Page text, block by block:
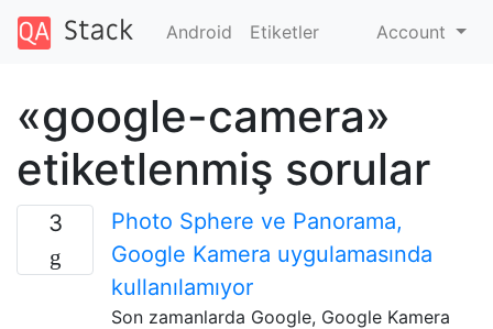
Android Etiketler Account
«google-camera»
etiketlenmiş sorular
3
Photo Sphere ve Panorama,
Google Kamera uygulamasında
kullanılamıyor
Son zamanlarda Google, Google Kamera